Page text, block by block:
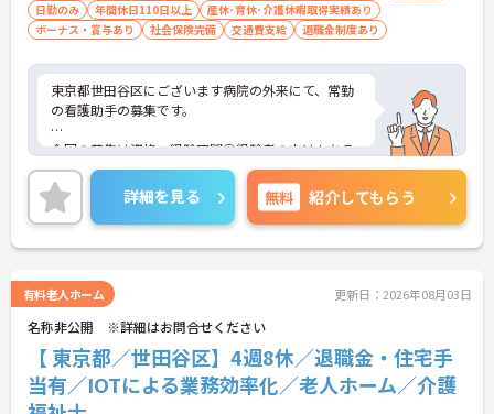
日勤のみ
年間休日110日以上
産休･育休･介護休暇取得実績あり
ボーナス・賞与あり
社会保険完備 交通費支給 退職金制度あり
東京都世田谷区にございます病院の外来にて、常勤
の看護助手の募集です。
今回の募集は資格・経験不問◎経験者の方はもちろ
ん、これから頑張りたい、チャレンジしたいという
方にもオススメの求人！
季節ごとの休暇がしっかり取得でき、プライベート
の予定が立てやすいですよ◎
ご興味ある方には、面接対策ポイントなど、さらに
詳細をお話しいたしますのでお気軽にご相談くださ
い！
詳細を見る 無料 紹介してもらう
有料老人ホーム 更新日：2026年08月03日
名称非公開 ※詳細はお問合せください
【 東京都／世田谷区】4週8休／退職金・住宅手
当有／IOTによる業務効率化／老人ホーム／介護